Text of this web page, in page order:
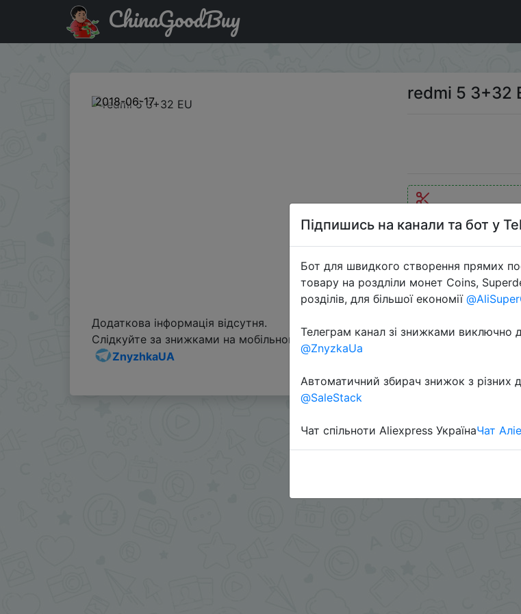
Придбати по знижці GBmidyear18617RU3 redmi 5 3+32 EU
ChinaGoodBuy
2018-06-17 redmi 5 3+32
Додаткова інформація відсутня.
Слідкуйте за знижками на мобільному, в телеграм каналі:
ZnyzhkaUA
Підпишись на канали та бот у
Бот для швидкого створення прямих
товару на роздліли монет Coins,
розділів, для більшої економії
Телеграм канал зі знижками виключно
@ZnyzkaUa
Автоматичний збирач знижок з різних
@SaleStack
Чат спільноти Aliexpress УкраїнаЧат